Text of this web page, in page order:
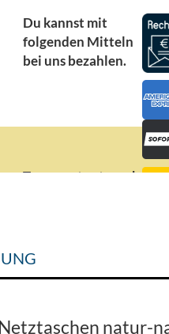
Du kannst mit
folgenden Mitteln
bei uns bezahlen.
Transportunternehmen
natur-